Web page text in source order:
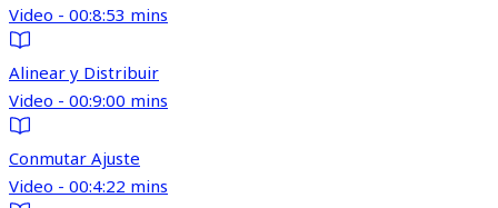
Video - 00:8:53 mins
Alinear y Distribuir
Video - 00:9:00 mins
Conmutar Ajuste
Video - 00:4:22 mins